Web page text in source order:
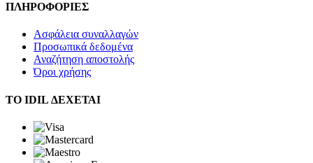
ΠΛΗΡΟΦΟΡΙΕΣ
Ασφάλεια συναλλαγών
Προσωπικά δεδομένα
Αναζήτηση αποστολής
Όροι χρήσης
ΤΟ IDIL ΔΕΧΕΤΑΙ